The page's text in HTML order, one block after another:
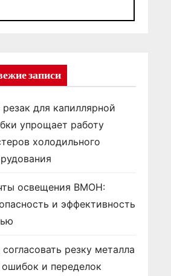
записи
резак для капиллярной
упрощает работу
холодильного
освещения ВМОН:
и эффективность
согласовать резку металла
ошибок и переделок